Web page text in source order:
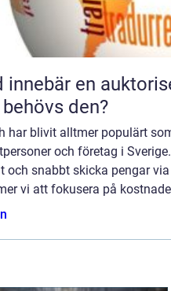
innebär en
den?
har blivit alltmer populärt
och företag i
och snabbt skicka pengar
vi att fokusera på